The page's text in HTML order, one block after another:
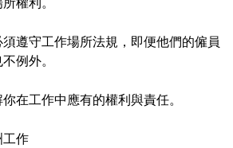
遵守工作場所法規，即便他們的僱員
例外。
在工作中應有的權利與責任。
作